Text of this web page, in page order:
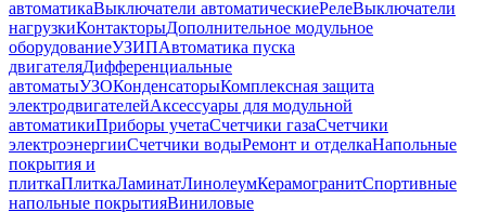
автоматикаВыключатели автоматическиеРелеВыключатели
нагрузкиКонтакторыДополнительное модульное
оборудованиеУЗИПАвтоматика пуска
двигателяДифференциальные
автоматыУЗОКонденсаторыКомплексная защита
электродвигателейАксессуары для модульной
автоматикиПриборы учетаСчетчики газаСчетчики
электроэнергииСчетчики водыРемонт и отделкаНапольные
покрытия и
плиткаПлиткаЛаминатЛинолеумКерамогранитСпортивные
напольные покрытияВиниловые